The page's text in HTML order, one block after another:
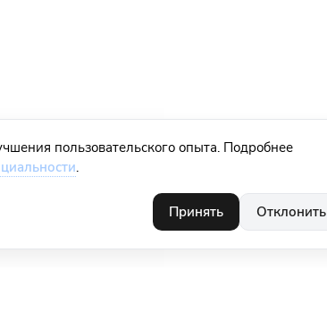
пользовательского опыта. Подробнее
.
Принять Отклонить